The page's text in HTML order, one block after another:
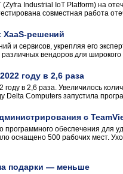
Industrial IoT Platform) на
совместная работа
решений
и сервисов, укрепляя его
вендоров для
году в 2,6 раза
в 2,6 раза. Увеличилось
Computers запустила
с
обеспечения для
оснащено 500 рабочих мест.
подарки — меньше